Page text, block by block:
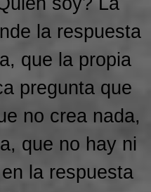
la respuesta
que la propia
pregunta que
no crea nada,
que no hay ni
la respuesta